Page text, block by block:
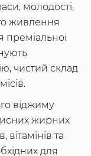
молодості,
живлення
преміальної
чистий склад
віджиму
жирних
та
для